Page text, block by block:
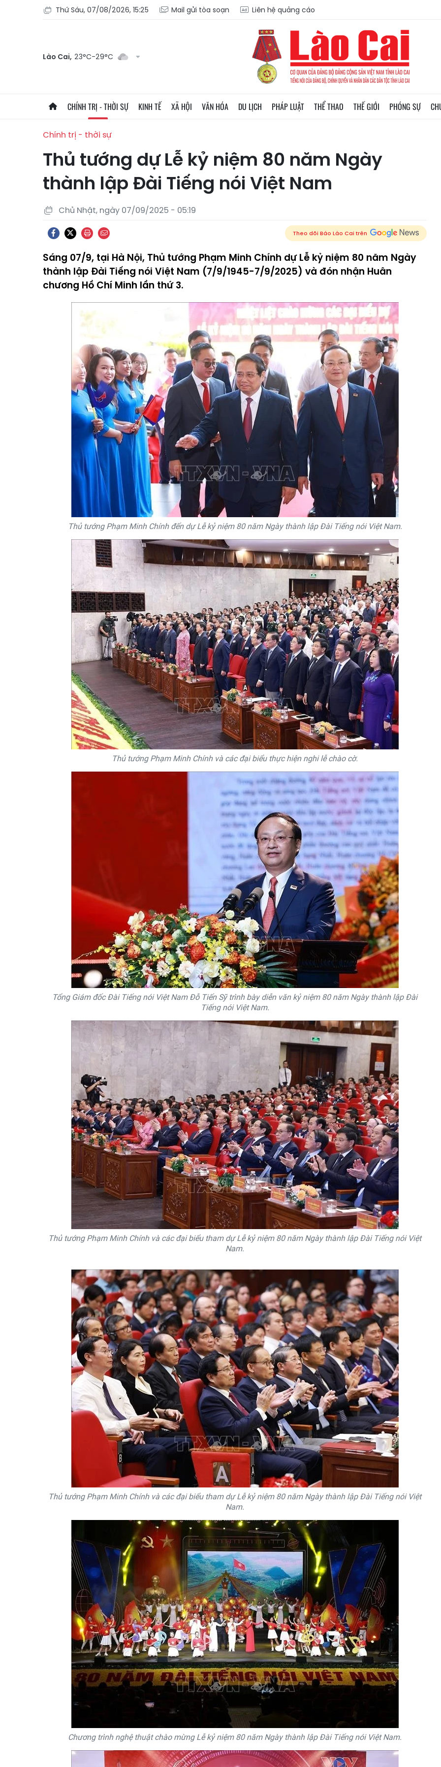
Thứ Sáu, 07/08/2026, 15:25 Mail gửi tòa soạn Liên hệ quảng cáo
Lào Cai, 23°C-29°C
CHÍNH TRỊ - THỜI SỰ KINH TẾ XÃ HỘI VĂN HÓA DU LỊCH PHÁP LUẬT THỂ THAO THẾ GIỚI PHÓNG SỰ
Chính trị - thời sự
Thủ tướng dự Lễ kỷ niệm 80 năm Ngày
thành lập Đài Tiếng nói Việt Nam
Chủ Nhật, ngày 07/09/2025 - 05:19
Theo dõi Báo Lào Cai trên
Sáng 07/9, tại Hà Nội, Thủ tướng Phạm Minh Chính dự Lễ kỷ niệm 80 năm Ngày
thành lập Đài Tiếng nói Việt Nam (7/9/1945-7/9/2025) và đón nhận Huân
chương Hồ Chí Minh lần thứ 3.
Thủ tướng Phạm Minh Chính đến dự Lễ kỷ niệm 80 năm Ngày thành lập Đài Tiếng nói Việt Nam.
Thủ tướng Phạm Minh Chính và các đại biểu thực hiện nghi lễ chào cờ.
Tổng Giám đốc Đài Tiếng nói Việt Nam Đỗ Tiến Sỹ trình bày diễn văn kỷ niệm 80 năm Ngày thành lập Đài
Tiếng nói Việt Nam.
Thủ tướng Phạm Minh Chính và các đại biểu tham dự Lễ kỷ niệm 80 năm Ngày thành lập Đài Tiếng nói Việt
Nam.
Thủ tướng Phạm Minh Chính và các đại biểu tham dự Lễ kỷ niệm 80 năm Ngày thành lập Đài Tiếng nói Việt
Nam.
Chương trình nghệ thuật chào mừng Lễ kỷ niệm 80 năm Ngày thành lập Đài Tiếng nói Việt Nam.